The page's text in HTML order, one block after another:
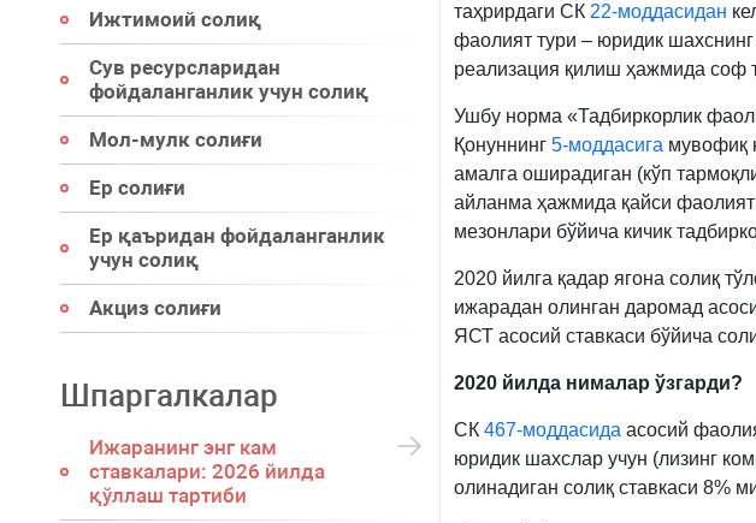
Ижтимоий солиқ
Сув ресурсларидан
фойдаланганлик учун солиқ
Мол-мулк солиғи
Ер солиғи
Ер қаъридан фойдаланганлик
учун солиқ
Акциз солиғи
Шпаргалкалар
Ижаранинг энг кам
ставкалари: 2026 йилда
қўллаш тартиби
таҳрирдаги СК 22-моддасидан
фаолият тури – юридик
реализация қилиш ҳажмида соф
Ушбу норма «Тадбиркорлик
Қонуннинг 5-моддасига мувофиқ
амалга оширадиган (кўп
айланма ҳажмида қайси фаолият
мезонлари бўйича кичик
2020 йилга қадар ягона солиқ
ижарадан олинган даромад
ЯСТ асосий ставкаси бўйича
2020 йилда нималар ўзгарди?
СК 467-моддасида асосий
юридик шахслар учун (лизинг
олинадиган солиқ ставкаси 8%